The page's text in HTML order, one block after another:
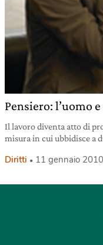
Pensiero: l’uomo
Il lavoro diventa atto di
misura in cui ubbidisce a
Diritti 11 gennaio 2010